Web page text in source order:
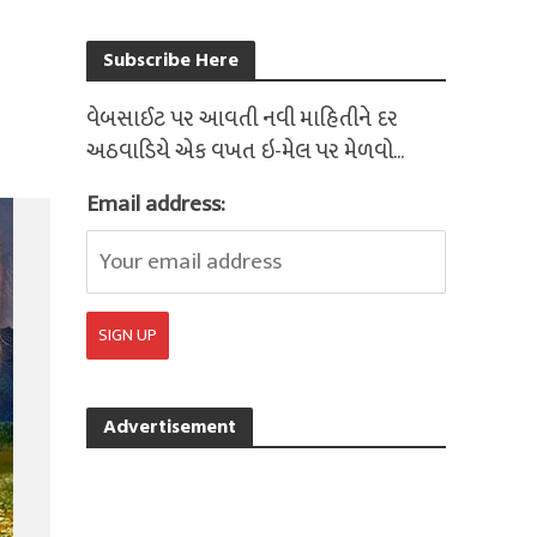
Subscribe Here
વેબસાઈટ પર આવતી નવી માહિતીને દર
અઠવાડિયે એક વખત ઇ-મેલ પર મેળવો...
Email address:
Advertisement